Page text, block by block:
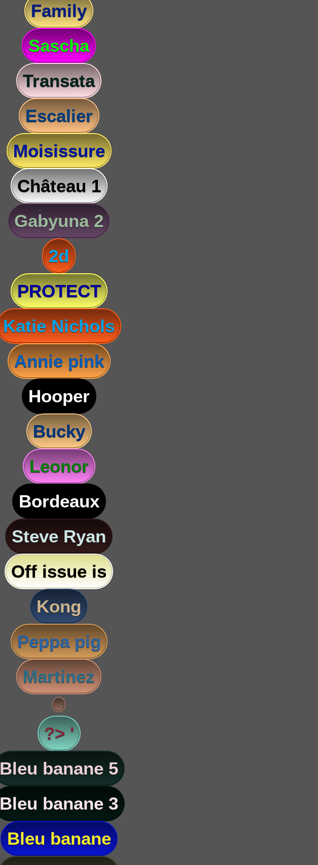
Family
Sascha
Transata
Escalier
Moisissure
Château 1
Gabyuna 2
2d
PROTECT
Katie Nichols
Annie pink
Hooper
Bucky
Leonor
Bordeaux
Steve Ryan
Off issue is
Kong
Peppa pig
Martinez
?> '
Bleu banane 5
Bleu banane 3
Bleu banane